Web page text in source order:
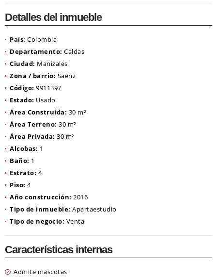
Detalles del inmueble
País: Colombia
Departamento: Caldas
Ciudad: Manizales
Zona / barrio: Saenz
Código: 9911397
Estado: Usado
Área Construida: 30 m²
Área Terreno: 30 m²
Área Privada: 30 m²
Alcobas: 1
Baño: 1
Estrato: 4
Piso: 4
Año construcción: 2016
Tipo de inmueble: Apartaestudio
Tipo de negocio: Venta
Características internas
Admite mascotas